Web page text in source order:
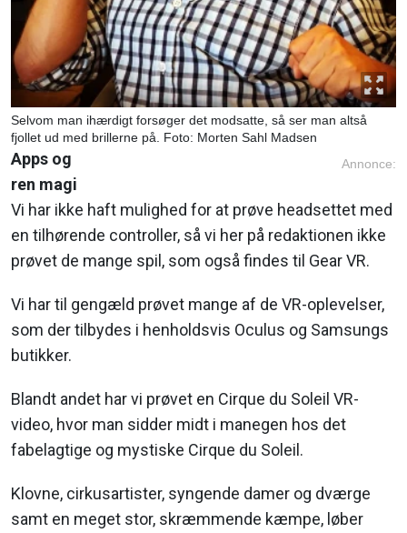
Selvom man ihærdigt forsøger det modsatte, så ser man altså
fjollet ud med brillerne på. Foto: Morten Sahl Madsen
Annonce:
Apps og
ren magi
Vi har ikke haft mulighed for at prøve headsettet med
en tilhørende controller, så vi her på redaktionen ikke
prøvet de mange spil, som også findes til Gear VR.
Vi har til gengæld prøvet mange af de VR-oplevelser,
som der tilbydes i henholdsvis Oculus og Samsungs
butikker.
Blandt andet har vi prøvet en Cirque du Soleil VR-
video, hvor man sidder midt i manegen hos det
fabelagtige og mystiske Cirque du Soleil.
Klovne, cirkusartister, syngende damer og dværge
samt en meget stor, skræmmende kæmpe, løber